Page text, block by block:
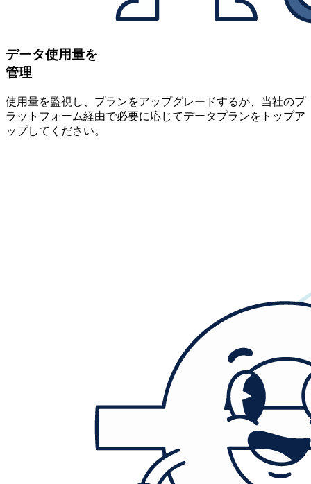
データ使用量を
管理
使用量を監視し、プランをアップグレードするか、当社のプ
ラットフォーム経由で必要に応じてデータプランをトップア
ップしてください。